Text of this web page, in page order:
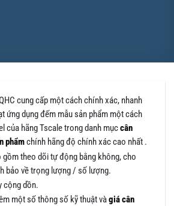
cung cấp một cách chính xác, nhanh
ứng dụng đếm mẫu sản phẩm một cách
của hãng Tscale trong danh mụccân
phẩmchính hãng độ chính xác cao nhất .
theo dõi tự động bằng không, cho
bảo về trọng lượng / số lượng.
cộng dồn.
một số thông số kỹ thuật vàgiá cân